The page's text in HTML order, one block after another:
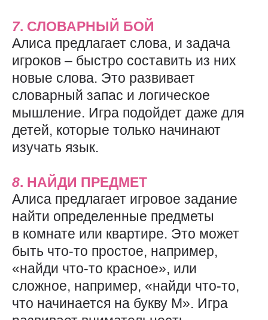
7. СЛОВАРНЫЙ БОЙ
Алиса предлагает слова, и задача
игроков – быстро составить из них
новые слова. Это развивает
словарный запас и логическое
мышление. Игра подойдет даже для
детей, которые только начинают
изучать язык.
8. НАЙДИ ПРЕДМЕТ
Алиса предлагает игровое задание
найти определенные предметы
в комнате или квартире. Это может
быть что-то простое, например,
«найди что-то красное», или
сложное, например, «найди что-то,
что начинается на букву М». Игра